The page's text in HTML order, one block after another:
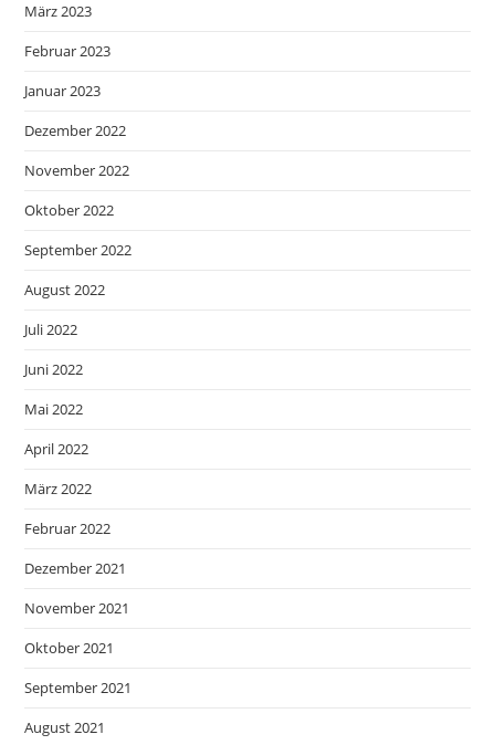
März 2023
Februar 2023
Januar 2023
Dezember 2022
November 2022
Oktober 2022
September 2022
August 2022
Juli 2022
Juni 2022
Mai 2022
April 2022
März 2022
Februar 2022
Dezember 2021
November 2021
Oktober 2021
September 2021
August 2021